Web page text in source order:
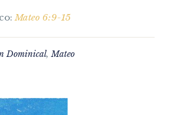
Mateo 6:9-15
Dominical,Mateo